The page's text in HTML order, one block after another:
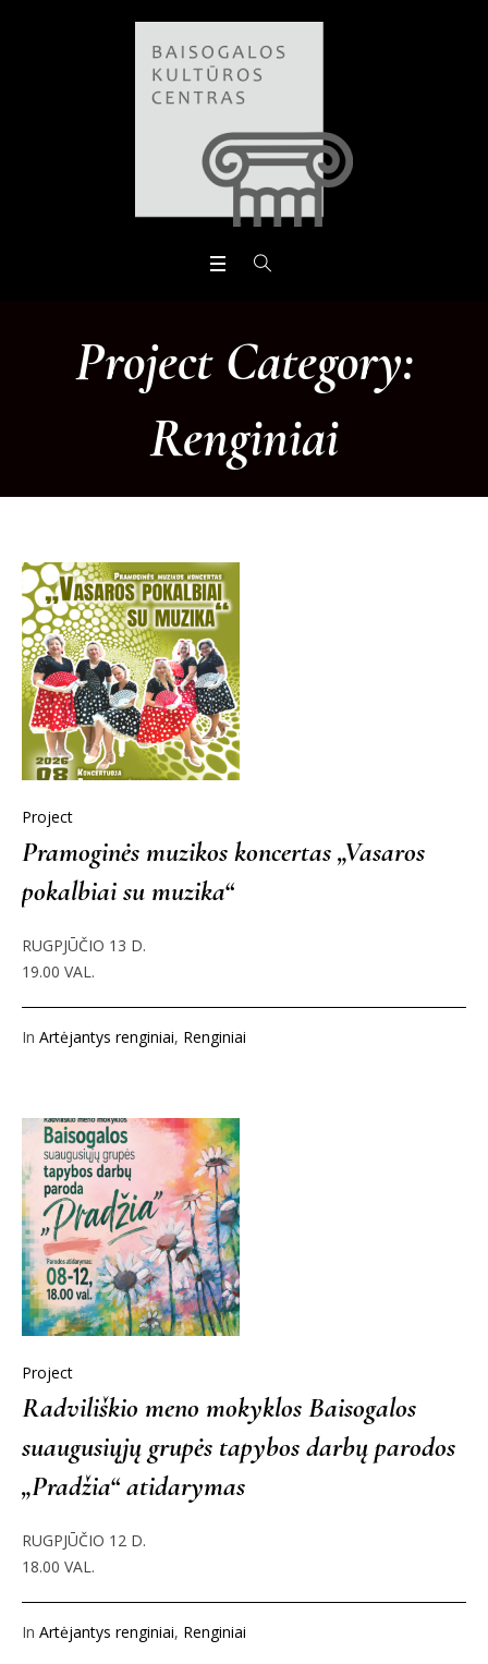
Project Category:
Renginiai
Project
Pramoginės muzikos koncertas „Vasaros
pokalbiai su muzika“
RUGPJŪČIO 13 D.
19.00 VAL.
In Artėjantys renginiai, Renginiai
Project
Radviliškio meno mokyklos Baisogalos
suaugusiųjų grupės tapybos darbų parodos
„Pradžia“ atidarymas
RUGPJŪČIO 12 D.
18.00 VAL.
In Artėjantys renginiai, Renginiai